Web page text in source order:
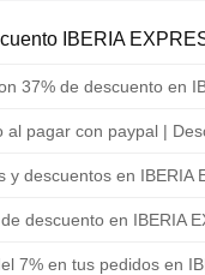
IBERIA
37% de descuento en
al pagar con paypal |
y descuentos en IBERIA
descuento en IBERIA
7% en tus pedidos en